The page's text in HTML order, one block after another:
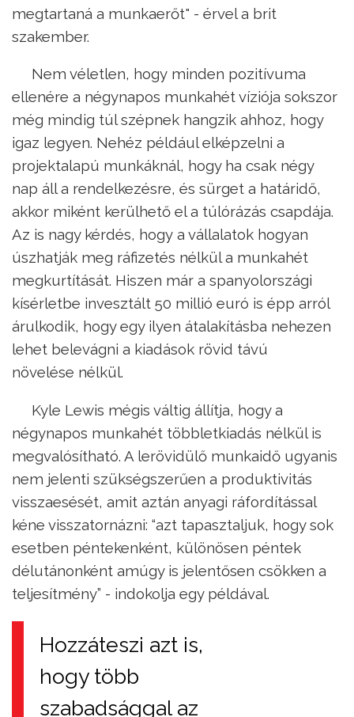
megtartaná a munkaerőt" - érvel a brit
szakember.
Nem véletlen, hogy minden pozitívuma
ellenére a négynapos munkahét víziója sokszor
még mindig túl szépnek hangzik ahhoz, hogy
igaz legyen. Nehéz például elképzelni a
projektalapú munkáknál, hogy ha csak négy
nap áll a rendelkezésre, és sürget a határidő,
akkor miként kerülhető el a túlórázás csapdája.
Az is nagy kérdés, hogy a vállalatok hogyan
úszhatják meg ráfizetés nélkül a munkahét
megkurtítását. Hiszen már a spanyolországi
kísérletbe invesztált 50 millió euró is épp arról
árulkodik, hogy egy ilyen átalakításba nehezen
lehet belevágni a kiadások rövid távú
növelése nélkül.
Kyle Lewis mégis váltig állítja, hogy a
négynapos munkahét többletkiadás nélkül is
megvalósítható. A lerövidülő munkaidő ugyanis
nem jelenti szükségszerűen a produktivitás
visszaesését, amit aztán anyagi ráfordítással
kéne visszatornázni: “azt tapasztaljuk, hogy sok
esetben péntekenként, különösen péntek
délutánonként amúgy is jelentősen csökken a
teljesítmény” - indokolja egy példával.
Hozzáteszi azt is,
hogy több
szabadsággal az